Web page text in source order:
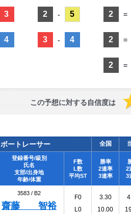
3
4
2 - 5
3 - 4
2 =
2 =
2 =
この予想に対する自信度は
ボートレーサー 全国
登録番号/級別
氏名
支部/出身地
年齢/体重
F数
L数
平均ST
勝率
2連率
3連率
2
3
3583 / B2
齋藤 智裕
F0
L0
3.30
10.00